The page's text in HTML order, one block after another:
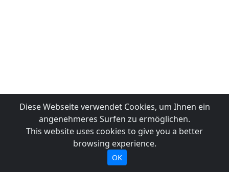
Diese Webseite verwendet Cookies, um Ihnen ein
angenehmeres Surfen zu ermöglichen.
This website uses cookies to give you a better
browsing experience.
OK